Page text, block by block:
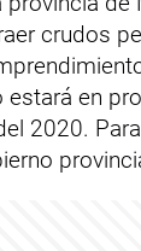
crudos
estará en
2020.